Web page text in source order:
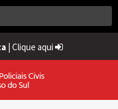
| Clique aqui